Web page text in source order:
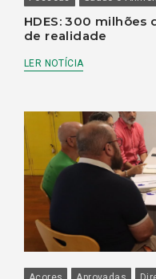
HDES: 300 milhões
de realidade
LER NOTÍCIA